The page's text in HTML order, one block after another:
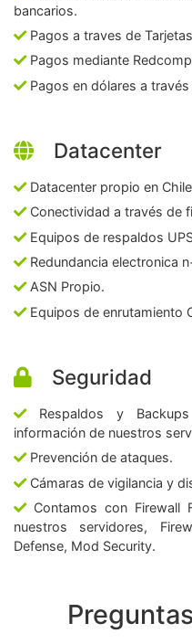
bancarios.
Pagos a traves de
Pagos mediante
Pagos en dólares a través
Datacenter
Datacenter propio en
Conectividad a través de
Equipos de respaldos
Redundancia electronica
ASN Propio.
Equipos de enrutamiento
Seguridad
Respaldos y
información de nuestros
Prevención de ataques.
Cámaras de vigilancia y
Contamos con Firewall
nuestros servidores,
Defense, Mod Security.